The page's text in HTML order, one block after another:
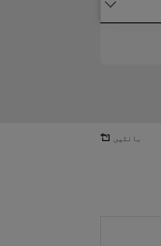
بانٹیں